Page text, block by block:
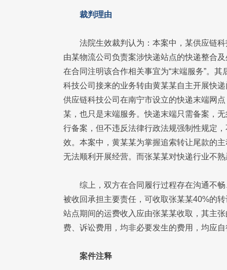
裁判理由
法院生效裁判认为：本案中，某供应链
由某物流公司负责案涉快递站点的快递整合
在合同注明该合作相关事宜为“末端服务”。
科技公司接来的业务转由黄某某自主开展快
供应链科技公司在南宁市设立的快递末端网
某，也只是末端服务。快递末端只需备案，
行备案，但不违反法律行政法规强制性规定
效。本案中，黄某某为掌握追索转让尾款的
无法顺利开展经营。而张某某对快递行业不
综上，双方在合同履行过程存在沟通不
被收回承担主要责任，可收取张某某40%的
站点期间的运费收入应由张某某收取，其主
费、诉讼费用，均非必要发生的费用，均应
案件注释